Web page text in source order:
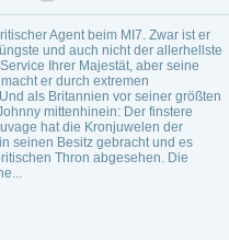
Agent beim MI7. Zwar ist er
und auch nicht der allerhellste
Ihrer Majestät, aber seine
er durch extremen
als Britannien vor seiner größten
mittenhinein: Der finstere
hat die Kronjuwelen der
seinen Besitz gebracht und es
Thron abgesehen. Die